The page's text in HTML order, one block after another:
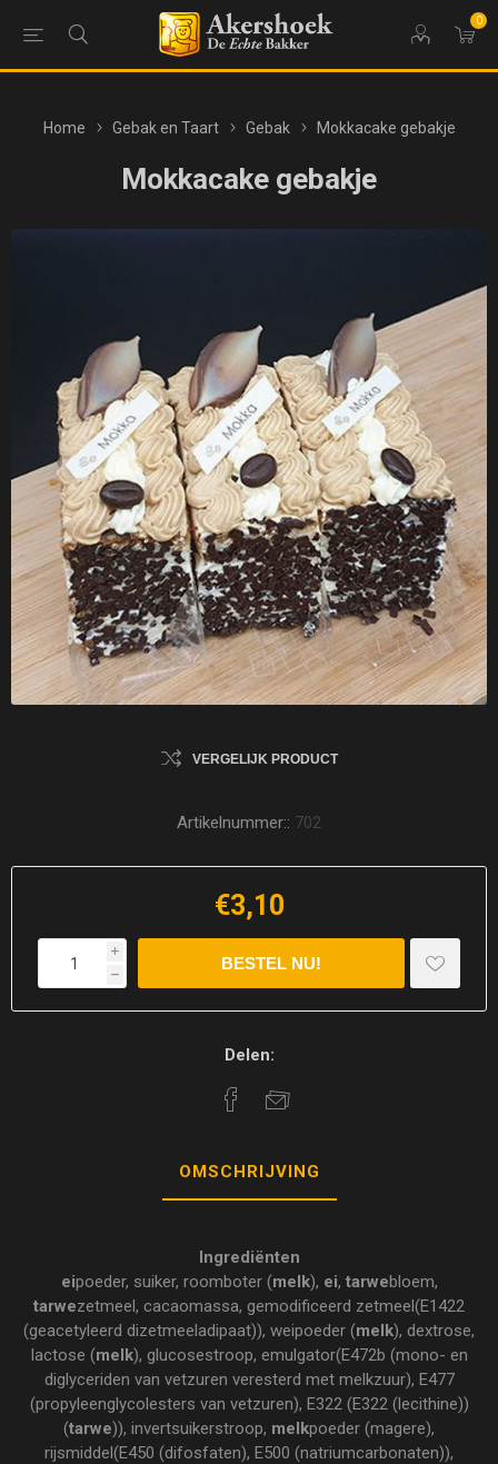
0
Home Gebak en Taart Gebak Mokkacake gebakje
Mokkacake gebakje
VERGELIJK PRODUCT
Artikelnummer:: 702
€3,10
i
h
Delen:
OMSCHRIJVING
Ingrediënten
eipoeder, suiker, roomboter (melk), ei, tarwebloem,
tarwezetmeel, cacaomassa, gemodificeerd zetmeel(E1422
(geacetyleerd dizetmeeladipaat)), weipoeder (melk), dextrose,
lactose (melk), glucosestroop, emulgator(E472b (mono- en
diglyceriden van vetzuren veresterd met melkzuur), E477
(propyleenglycolesters van vetzuren), E322 (E322 (lecithine))
(tarwe)), invertsuikerstroop, melkpoeder (magere),
rijsmiddel(E450 (difosfaten), E500 (natriumcarbonaten)),